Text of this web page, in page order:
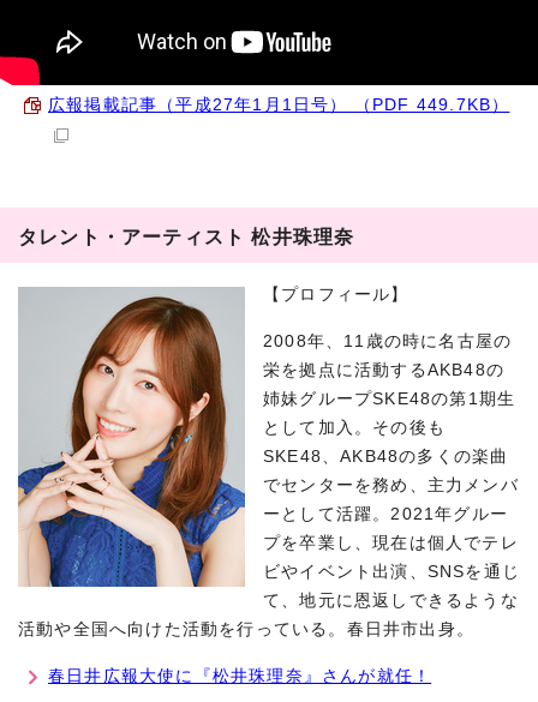
広報掲載記事（平成27年1月1日号） （PDF 449.7KB）
タレント・アーティスト 松井珠理奈
【プロフィール】
2008年、11歳の時に名古屋の
栄を拠点に活動するAKB48の
姉妹グループSKE48の第1期生
として加入。その後も
SKE48、AKB48の多くの楽曲
でセンターを務め、主力メンバ
ーとして活躍。2021年グルー
プを卒業し、現在は個人でテレ
ビやイベント出演、SNSを通じ
て、地元に恩返しできるような
活動や全国へ向けた活動を行っている。春日井市出身。
春日井広報大使に『松井珠理奈』さんが就任！